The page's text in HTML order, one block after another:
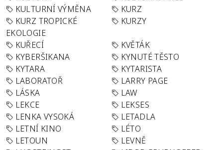
KULTURNÍ VÝMĚNA
KURZ
KURZ TROPICKÉ
EKOLOGIE
KURZY
KUŘECÍ
KVĚTÁK
KYBERŠIKANA
KYNUTÉ TĚSTO
KYTARA
KYTARISTA
LABORATOŘ
LARRY PAGE
LÁSKA
LAW
LEKCE
LEKSES
LENKA VYSOKÁ
LETADLA
LETNÍ KINO
LÉTO
LETOUN
LEVNĚ